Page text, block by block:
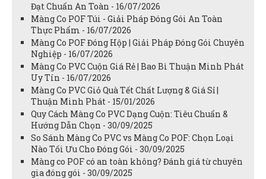
Đạt Chuẩn An Toàn - 16/07/2026
Màng Co POF Túi - Giải Pháp Đóng Gói An Toàn
Thực Phẩm - 16/07/2026
Màng Co POF Đóng Hộp | Giải Pháp Đóng Gói Chuyên
Nghiệp - 16/07/2026
Màng Co PVC Cuộn Giá Rẻ | Bao Bì Thuận Minh Phát
Uy Tín - 16/07/2026
Màng Co PVC Giỏ Quà Tết Chất Lượng & Giá Sỉ |
Thuận Minh Phát - 15/01/2026
Quy Cách Màng Co PVC Dạng Cuộn: Tiêu Chuẩn &
Hướng Dẫn Chọn - 30/09/2025
So Sánh Màng Co PVC vs Màng Co POF: Chọn Loại
Nào Tối Ưu Cho Đóng Gói - 30/09/2025
Màng co POF có an toàn không? Đánh giá từ chuyên
gia đóng gói - 30/09/2025